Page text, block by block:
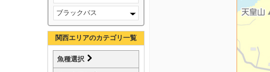
ブラックバス
関西エリアのカテゴリ一覧
魚種選択